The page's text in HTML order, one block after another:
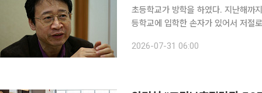
초등학교가 방학을 하였다. 지난해까
등학교에 입학한 손자가 있어서 저절
동안 강릉 할아버지 할머니 댁에 데려
2026-07-31 06:00